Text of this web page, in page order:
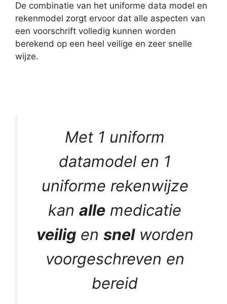
De combinatie van het uniforme data model en
rekenmodel zorgt ervoor dat alle aspecten van
een voorschrift volledig kunnen worden
berekend op een heel veilige en zeer snelle
wijze.
Met 1 uniform
datamodel en 1
uniforme rekenwijze
kan alle medicatie
veiligen snelworden
voorgeschreven en
bereid